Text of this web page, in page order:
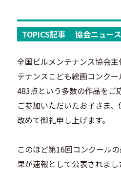
TOPICS記事 協会ニュース
全国ビルメンテナンス協会
テナンスこども絵画コンク
483点という多数の作品をご
ご参加いただいたお子さま、
改めて御礼申し上げます。
このほど第16回コンクール
果が速報として公表されまし